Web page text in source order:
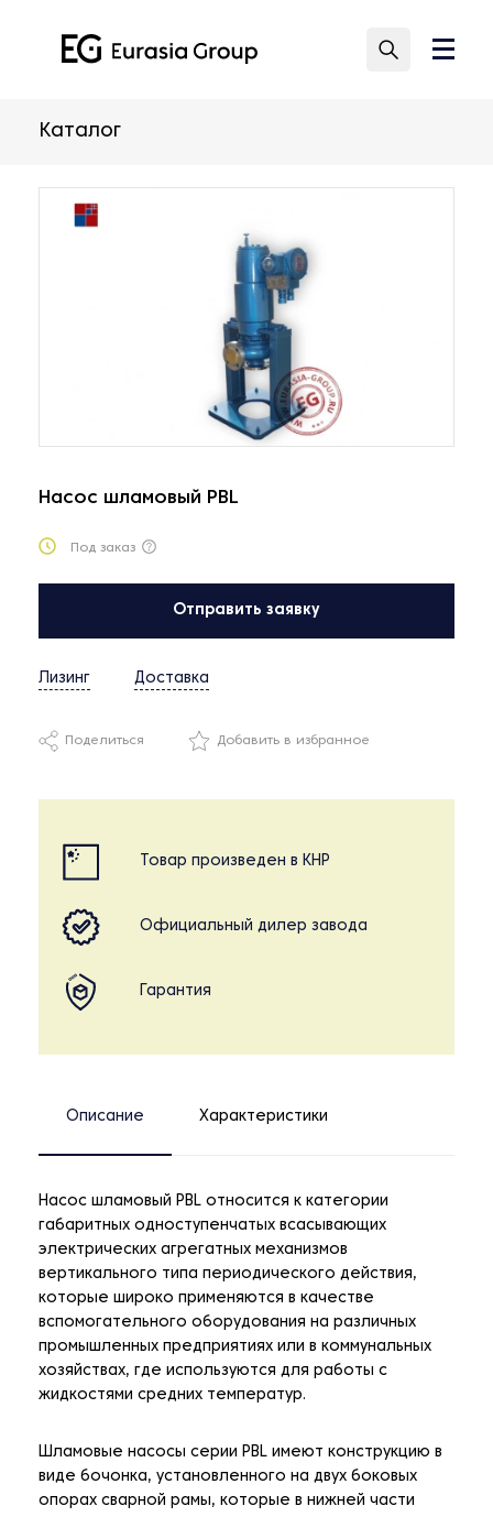
Каталог
Насос шламовый PBL
Под заказ
Отправить заявку
Лизинг Доставка
Поделиться Добавить в избранное
Товар произведен в КНР
Официальный дилер завода
Гарантия
Описание Характеристики
Насос шламовый PBL относится к категории
габаритных одноступенчатых всасывающих
электрических агрегатных механизмов
вертикального типа периодического действия,
которые широко применяются в качестве
вспомогательного оборудования на различных
промышленных предприятиях или в коммунальных
хозяйствах, где используются для работы с
жидкостями средних температур.
Шламовые насосы серии PBL имеют конструкцию в
виде бочонка, установленного на двух боковых
опорах сварной рамы, которые в нижней части